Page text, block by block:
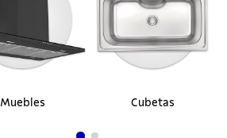
Muebles Cubetas